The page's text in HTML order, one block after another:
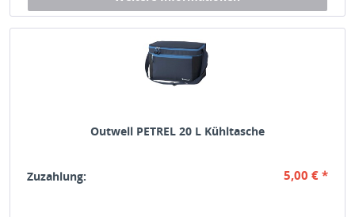
Outwell PETREL 20 L Kühltasche
Zuzahlung: 5,00 € *